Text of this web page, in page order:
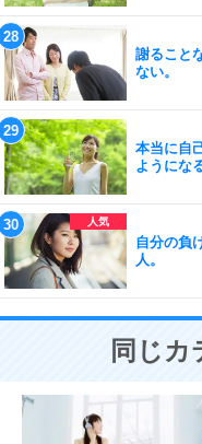
謝ること
ない。
本当に自
ようにな
自分の負
人。
同じカ